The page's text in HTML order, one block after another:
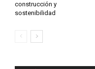
construcción y
sostenibilidad